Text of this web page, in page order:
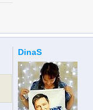
DinaS